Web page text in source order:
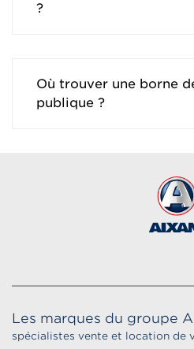
?
Où trouver une borne
publique ?
Les marques du groupe
spécialistes vente et location de